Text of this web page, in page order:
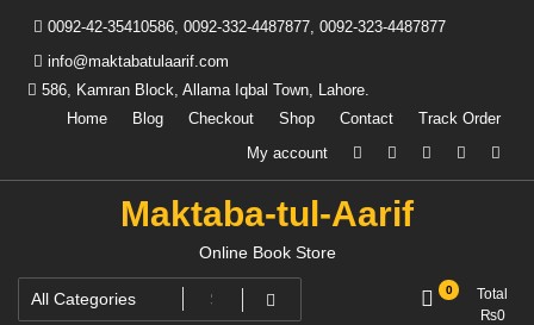
content
0092-42-35410586, 0092-332-4487877, 0092-323-4487877
info@maktabatulaarif.com
586, Kamran Block, Allama Iqbal Town, Lahore.
Home
Blog Checkout Shop Contact
Track Order
My account
Maktaba-tul-Aarif
Online Book Store
0
Total
₨0